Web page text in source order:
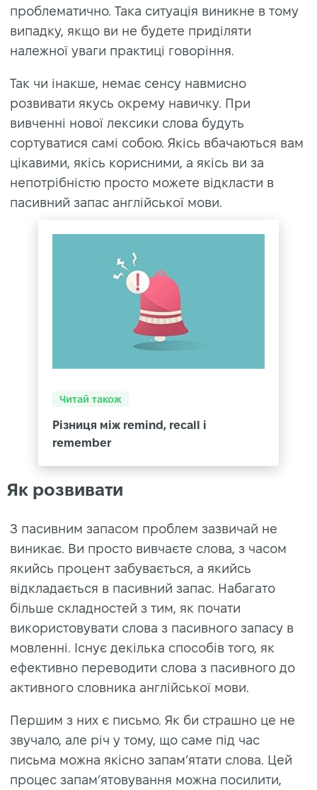
проблематично. Така ситуація виникне в тому
випадку, якщо ви не будете приділяти
належної уваги практиці говоріння.
Так чи інакше, немає сенсу навмисно
розвивати якусь окрему навичку. При
вивченні нової лексики слова будуть
сортуватися самі собою. Якісь вбачаються вам
цікавими, якісь корисними, а якісь ви за
непотрібністю просто можете відкласти в
пасивний запас англійської мови.
Читай також
Різниця між remind, recall і
remember
Як розвивати
З пасивним запасом проблем зазвичай не
виникає. Ви просто вивчаєте слова, з часом
якийсь процент забувається, а якийсь
відкладається в пасивний запас. Набагато
більше складностей з тим, як почати
використовувати слова з пасивного запасу в
мовленні. Існує декілька способів того, як
ефективно переводити слова з пасивного до
активного словника англійської мови.
Першим з них є письмо. Як би страшно це не
звучало, але річ у тому, що саме під час
письма можна якісно запам’ятати слова. Цей
процес запам’ятовування можна посилити,